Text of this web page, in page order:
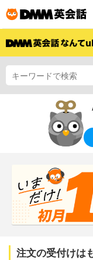
注文の受付けは